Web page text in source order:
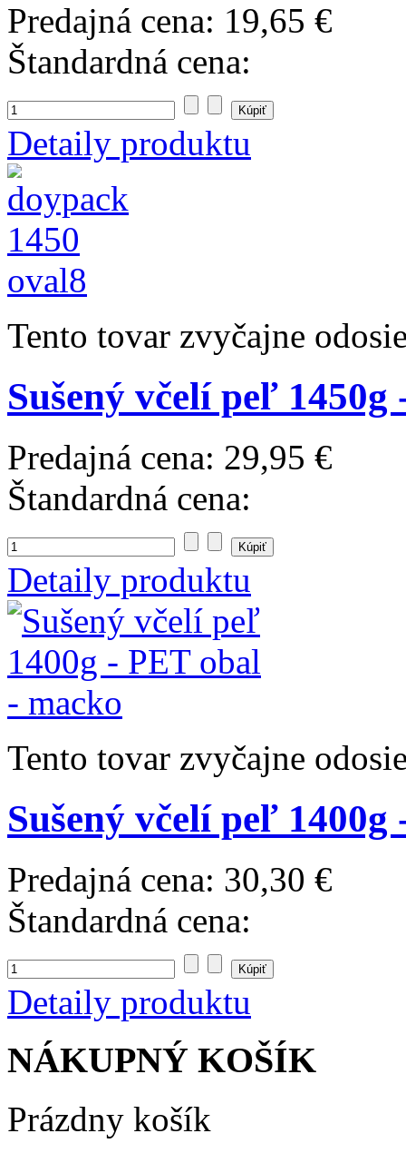
Predajná cena: 19,65 €
Štandardná cena:
Detaily produktu
Tento tovar zvyčajne
Sušený včelí peľ
Predajná cena: 29,95 €
Štandardná cena:
Detaily produktu
Tento tovar zvyčajne
Sušený včelí peľ
Predajná cena: 30,30 €
Štandardná cena:
Detaily produktu
NÁKUPNÝ KOŠÍK
Prázdny košík